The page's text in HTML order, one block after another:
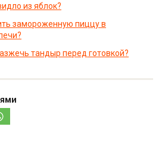
из яблок?
замороженную пиццу в
тандыр перед готовкой?